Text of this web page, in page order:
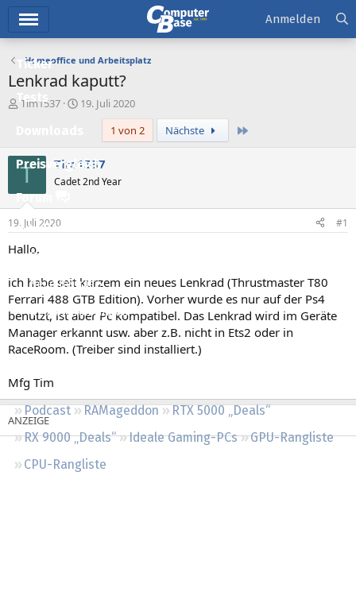
Ticker
Tests
Preisvergleich
Forum
Aktuelles
Empfohlene Inhalte
Neue Beiträge
Neueste Aktivitäten
Leserartikel
Podcast RAMageddon
RTX 5000 „Deals“
RX 9000 „Deals“
Ideale Gaming-PCs
GPU-Rangliste
CPU-Rangliste
Anmelden
Homeoffice und Arbeitsplatz
Lenkrad kaputt?
E
e
e
Tim1537
E
e
l
m
19. Juli 2020
1 von 2
Nächste
T Tim1537
Cadet 2nd Year
19. Juli 2020 #1
Hallo,
ich habe seit kurzem ein neues Lenkrad (Thrustmaster T80
Ferrari 488 GTB Edition). Vorher wurde es nur auf der Ps4
benutzt, ist aber Pc kompatibel. Das Lenkrad wird im Geräte
Manager erkannt usw. aber z.B. nicht in Ets2 oder in
RaceRoom. (Treiber sind installiert.)
Mfg Tim